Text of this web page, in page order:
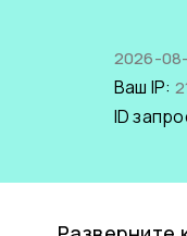
2026-
Ваш IP:
ID